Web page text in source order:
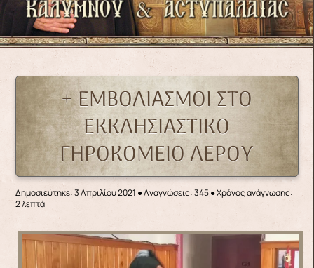
+ ΕΜΒΟΛΙΑΣΜΟΙ ΣΤΟ
ΕΚΚΛΗΣΙΑΣΤΙΚΟ
ΓΗΡΟΚΟΜΕΙΟ ΛΕΡΟΥ
Δημοσιεύτηκε: 3 Απριλίου 2021 ●Αναγνώσεις: 345● Χρόνος ανάγνωσης:
2 λεπτά